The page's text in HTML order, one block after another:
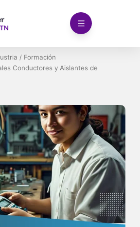
/ Formación
Conductores y Aislantes de